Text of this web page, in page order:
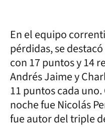
En el equipo
pérdidas, se
con 17 puntos y 14
Andrés Jaime y
11 puntos cada
noche fue Nicolás
fue autor del triple